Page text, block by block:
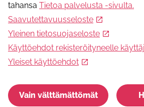
Ilmoittautumissähköpostiosoite
digitaalinenturvatalo@redcross.fi
Ilmoittautumispuhelinnumero
+358981955360
Sähköpostiosoite
tahansa Tietoa palvelusta -sivulta.
Saavutettavuusseloste
Yleinen tietosuojaseloste
Käyttöehdot rekisteröityneelle
Yleiset käyttöehdot
Vain välttämättömät